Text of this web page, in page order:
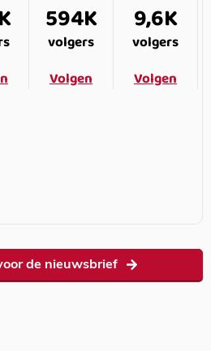
594K
volgers
Volgen
9,6K
volgers
Volgen
de nieuwsbrief